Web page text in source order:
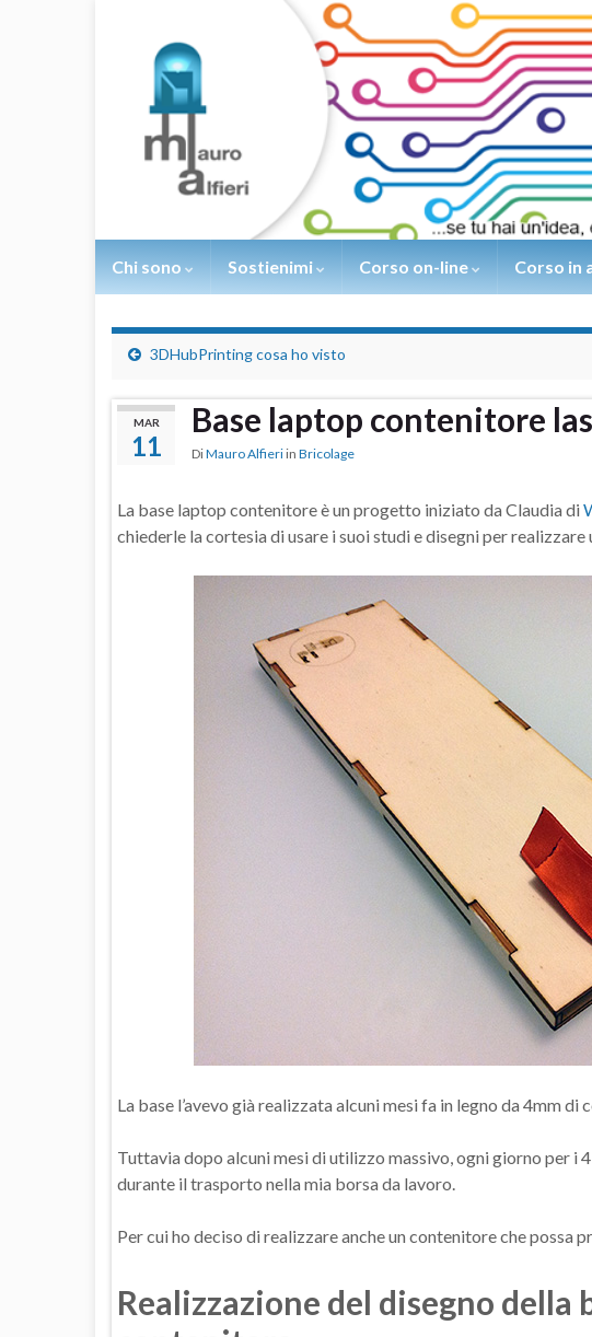
Chi sono Sostienimi Corso on-line Corso in
3DHubPrinting cosa ho visto
MAR
11
Base laptop contenitore
DiMauro Alfieri in Bricolage
La base laptop contenitore è un progetto iniziato da Claudia di
chiederle la cortesia di usare i suoi studi e disegni per
La base l’avevo già realizzata alcuni mesi fa in legno da 4mm di
Tuttavia dopo alcuni mesi di utilizzo massivo, ogni giorno per i
durante il trasporto nella mia borsa da lavoro.
Per cui ho deciso di realizzare anche un contenitore che possa
Realizzazione del disegno della